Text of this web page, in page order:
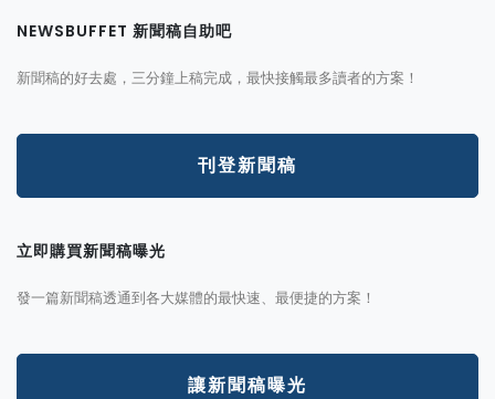
NEWSBUFFET 新聞稿自助吧
新聞稿的好去處，三分鐘上稿完成，最快接觸最多讀者的方案！
刊登新聞稿
立即購買新聞稿曝光
發一篇新聞稿透通到各大媒體的最快速、最便捷的方案！
讓新聞稿曝光